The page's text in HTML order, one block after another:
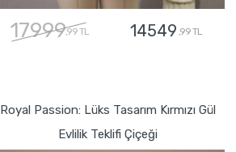
17999,99 TL 14549 ,99 TL
Royal Passion: Lüks Tasarım Kırmızı Gül
Evlilik Teklifi Çiçeği